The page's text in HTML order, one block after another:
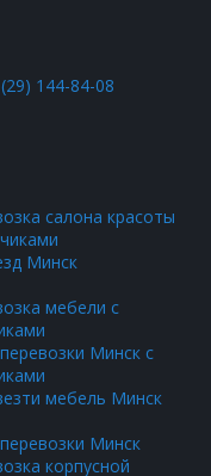
144-84-08
салона красоты
Минск
мебели с
Минск с
мебель Минск
Минск
корпусной